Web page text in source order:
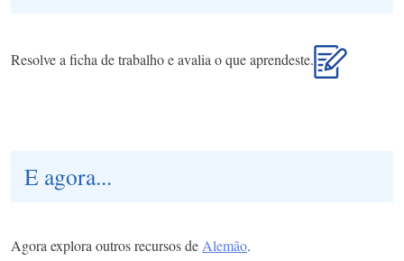
Resolve a ficha de trabalho e avalia o que aprendeste.
E agora...
Agora explora outros recursos de Alemão.